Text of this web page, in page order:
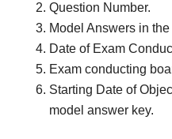
Question Number.
Model Answers in
Date of Exam
Exam conducting
Starting Date of
model answer key.